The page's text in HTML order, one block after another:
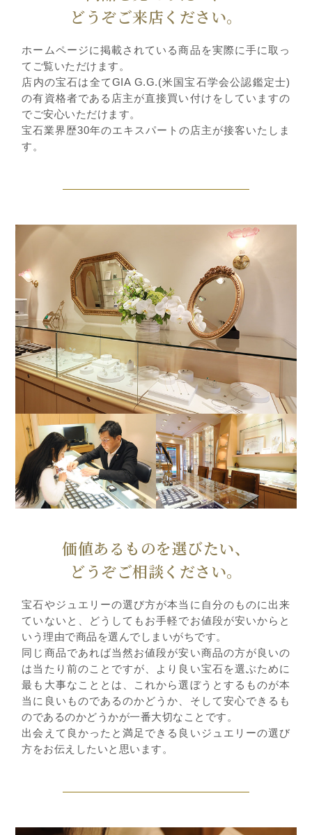
どうぞご来店ください。
ホームページに掲載されている商品を実際に手に取っ
てご覧いただけます。
店内の宝石は全てGIA G.G.(米国宝石学会公認鑑定士)
の有資格者である店主が直接買い付けをしていますの
でご安心いただけます。
宝石業界歴30年のエキスパートの店主が接客いたしま
す。
価値あるものを選びたい、
どうぞご相談ください。
宝石やジュエリーの選び方が本当に自分のものに出来
ていないと、どうしてもお手軽でお値段が安いからと
いう理由で商品を選んでしまいがちです。
同じ商品であれば当然お値段が安い商品の方が良いの
は当たり前のことですが、より良い宝石を選ぶために
最も大事なこととは、これから選ぼうとするものが本
当に良いものであるのかどうか、そして安心できるも
のであるのかどうかが一番大切なことです。
出会えて良かったと満足できる良いジュエリーの選び
方をお伝えしたいと思います。